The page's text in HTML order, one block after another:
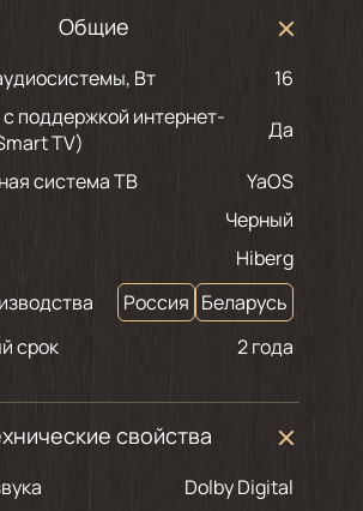
Общие
Вт
16
поддержкой интернет-
TV)
Да
система ТВ
YaOS
черный
Hiberg
Россия Беларусь
срок
2 года
свойства
Dolby Digital